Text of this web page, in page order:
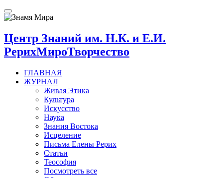
Открыть
меню
Центр Знаний им. Н.К. и Е.И.
РерихМироТворчество
ГЛАВНАЯ
ЖУРНАЛ
Живая Этика
Культура
Искусство
Наука
Знания Востока
Исцеление
Письма Елены Рерих
Статьи
Теософия
Посмотреть все